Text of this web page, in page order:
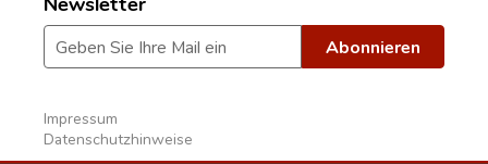
Impressum
Datenschutzhinweise